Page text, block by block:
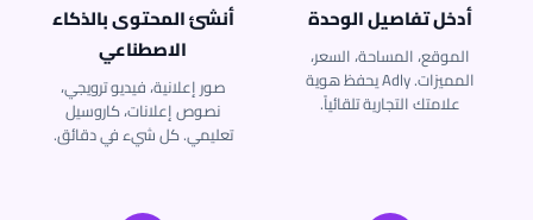
أدخل تفاصيل الوحدة
الموقع، المساحة، السعر،
المميزات. Adly يحفظ هوية
علامتك التجارية تلقائياً.
أنشئ المحتوى بالذكاء
الاصطناعي
صور إعلانية، فيديو ترويجي،
نصوص إعلانات، كاروسيل
تعليمي. كل شيء في دقائق.